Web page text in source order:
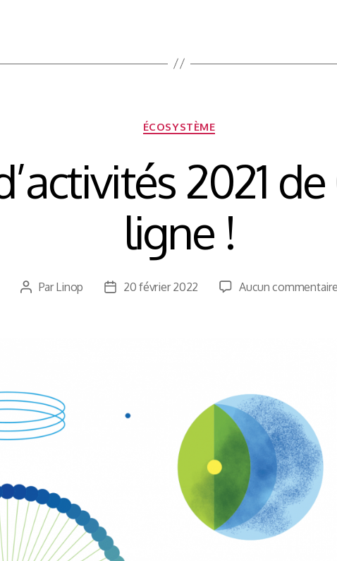
ÉCOSYSTÈME
2021
ligne !
Auteur
ParLinop
Date20 février 2022 Aucun commentaire